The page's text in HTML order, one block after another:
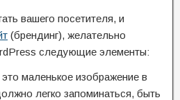
вашего посетителя, и
(брендинг), желательно
следующие элементы:
маленькое изображение в
легко запоминаться, быть